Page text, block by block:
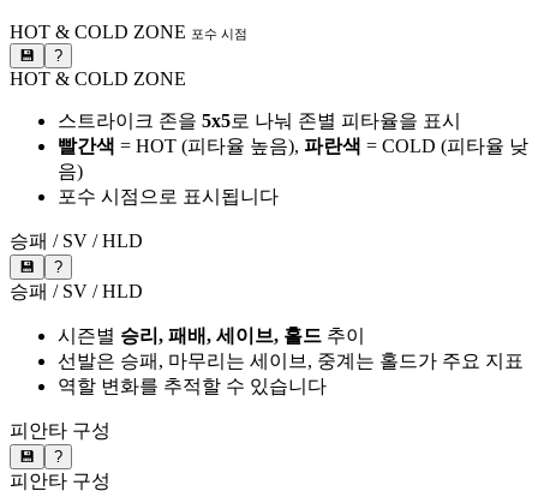
HOT & COLD ZONE 포수 시점
💾 ?
HOT & COLD ZONE
스트라이크 존을 5x5로 나눠 존별 피타율을 표시
빨간색 = HOT (피타율 높음), 파란색 = COLD (피타율 낮
음)
포수 시점으로 표시됩니다
승패 / SV / HLD
💾 ?
승패 / SV / HLD
시즌별 승리, 패배, 세이브, 홀드 추이
선발은 승패, 마무리는 세이브, 중계는 홀드가 주요 지표
역할 변화를 추적할 수 있습니다
피안타 구성
💾 ?
피안타 구성